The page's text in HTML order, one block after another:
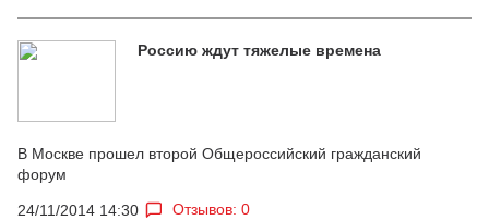
Россию ждут тяжелые времена
В Москве прошел второй Общероссийский гражданский
форум
24/11/2014 14:30 Отзывов: 0